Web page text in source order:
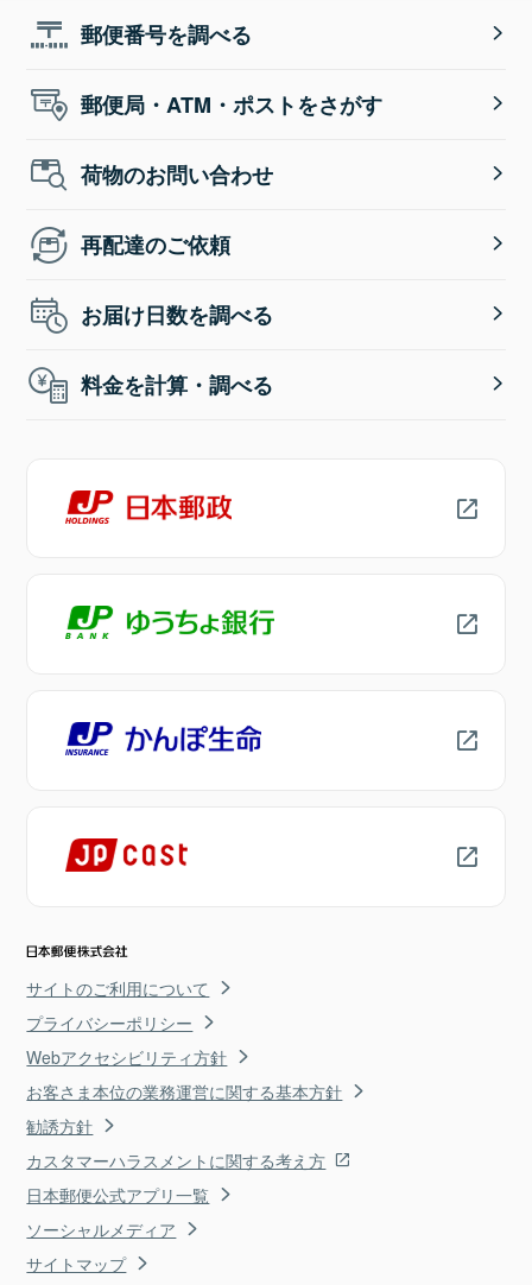
郵便番号を調べる
郵便局・ATM・ポストをさがす
荷物のお問い合わせ
再配達のご依頼
お届け日数を調べる
料金を計算・調べる
サイトのご利用について
プライバシーポリシー
Webアクセシビリティ方針
お客さま本位の業務運営に関する基本方針
勧誘方針
カスタマーハラスメントに関する考え方
日本郵便公式アプリ一覧
ソーシャルメディア
サイトマップ